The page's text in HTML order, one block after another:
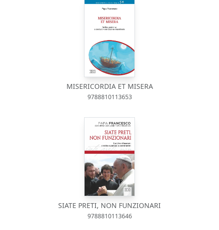
MISERICORDIA ET MISERA
9788810113653
SIATE PRETI, NON FUNZIONARI
9788810113646